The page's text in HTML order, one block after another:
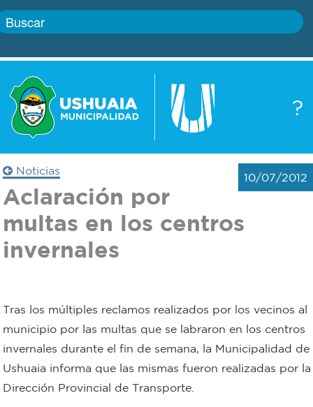
?
Boletín
Autoridades
Defensa
civil
Bromatología
Rentas
Gobierno
Trámites
Transparencia
Correo
Personal
municipal
Noticias
10/07/2012
Aclaración por
multas en los centros
invernales
Tras los múltiples reclamos realizados por los vecinos al
municipio por las multas que se labraron en los centros
invernales durante el fin de semana, la Municipalidad de
Ushuaia informa que las mismas fueron realizadas por la
Dirección Provincial de Transporte.